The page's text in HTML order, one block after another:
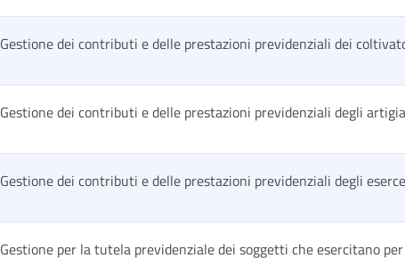
Gestione dei contributi e delle prestazioni previdenziali dei
Gestione dei contributi e delle prestazioni previdenziali degli
Gestione dei contributi e delle prestazioni previdenziali degli
Gestione per la tutela previdenziale dei soggetti che esercitano